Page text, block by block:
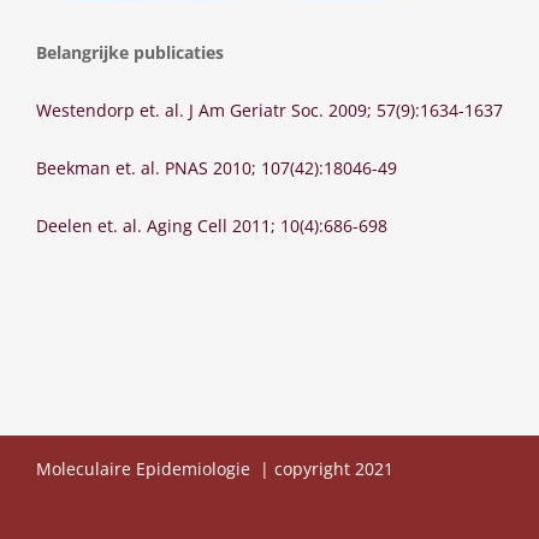
Belangrijke publicaties
Westendorp et. al. J Am Geriatr Soc. 2009; 57(9):1634-1637
Beekman et. al. PNAS 2010; 107(42):18046-49
Deelen et. al. Aging Cell 2011; 10(4):686-698
Moleculaire Epidemiologie | copyright 2021